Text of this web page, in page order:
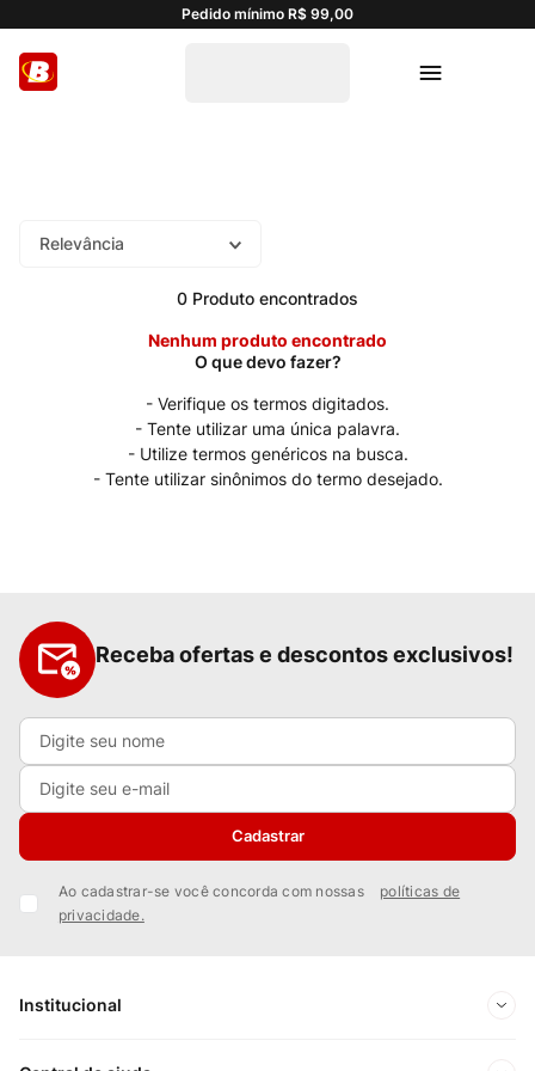
Pedido mínimo R$ 99,00
Relevância
0 Produto
Nenhum produto encontrado
Verifique os termos digitados.
Tente utilizar uma única palavra.
Utilize termos genéricos na busca.
Tente utilizar sinônimos do termo desejado.
Receba ofertas e descontos exclusivos!
Cadastrar
Ao cadastrar-se você concorda com nossas
políticas de
privacidade.
Institucional
Sobre Nós